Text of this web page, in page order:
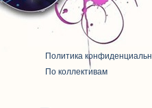
Политика
По коллективам